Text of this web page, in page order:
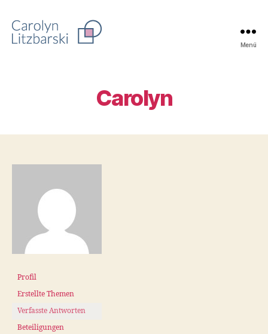
Menü
Carolyn
Profil
Erstellte Themen
Verfasste Antworten
Beteiligungen